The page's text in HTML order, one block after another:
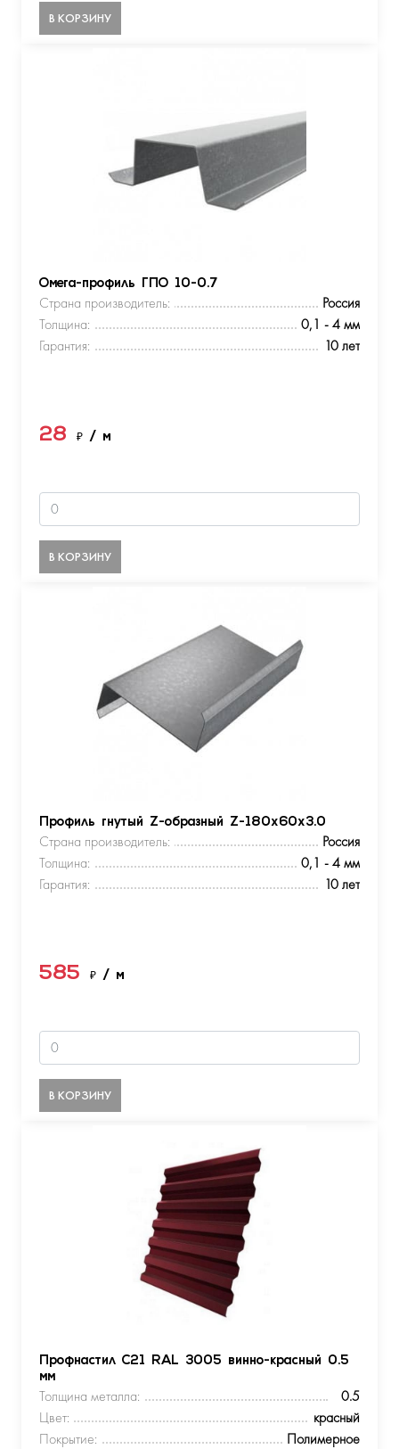
В КОРЗИНУ
Омега-профиль ГПО 10-0.7
Страна производитель:
Россия
Толщина:
0,1 - 4 мм
Гарантия:
10 лет
28 ₽ / м
В КОРЗИНУ
Профиль гнутый Z-образный Z-180х60х3.0
Страна производитель:
Россия
Толщина:
0,1 - 4 мм
Гарантия:
10 лет
585 ₽ / м
В КОРЗИНУ
Профнастил С21 RAL 3005 винно-красный 0.5
мм
Толщина металла:
0.5
Цвет:
красный
Покрытие:
Полимерное